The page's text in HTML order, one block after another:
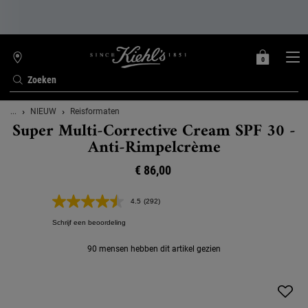
Zoeken
WINKELZOEKER
MIJN
0
0 PRODUCT
Hoofdinhoud
... NIEUW Reisformaten
Super Multi-Corrective Cream SPF 30 -
Anti-Rimpelcrème
€ 86,00
4.5 Lees
paginalink.
(292)
Schrijf een beoordeling
90 mensen hebben dit artikel gezien